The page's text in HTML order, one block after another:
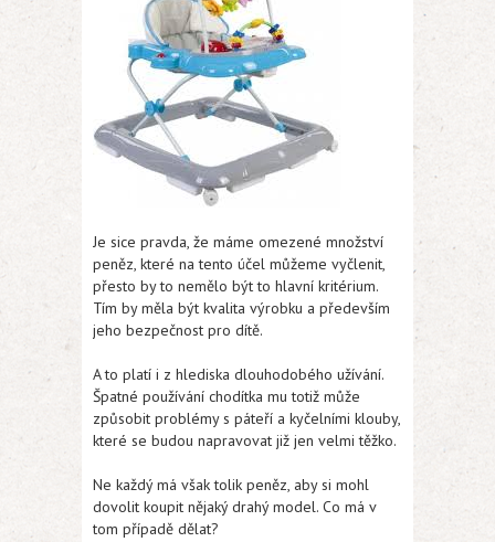
Je sice pravda, že máme omezené množství
peněz, které na tento účel můžeme vyčlenit,
přesto by to nemělo být to hlavní kritérium.
Tím by měla být kvalita výrobku a především
jeho bezpečnost pro dítě.
A to platí i z hlediska dlouhodobého užívání.
Špatné používání chodítka mu totiž může
způsobit problémy s páteří a kyčelními klouby,
které se budou napravovat již jen velmi těžko.
Ne každý má však tolik peněz, aby si mohl
dovolit koupit nějaký drahý model. Co má v
tom případě dělat?